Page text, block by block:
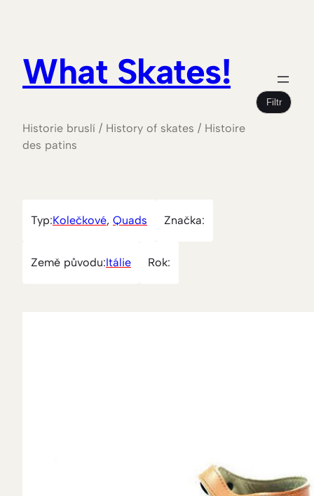
What Skates!
Historie bruslí / History of skates / Histoire
des patins
Filtr
Typ:Kolečkové, Quads Značka:
Země původu:Itálie Rok: